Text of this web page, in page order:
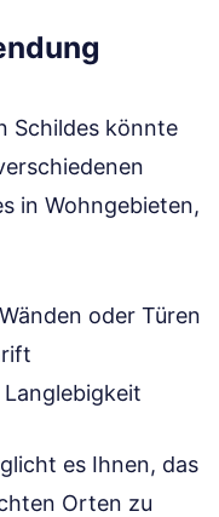
Schildes könnte
in Wohngebieten,
oder Türen
es Ihnen, das
Orten zu